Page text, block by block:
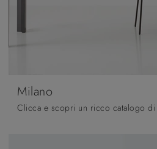
Milano